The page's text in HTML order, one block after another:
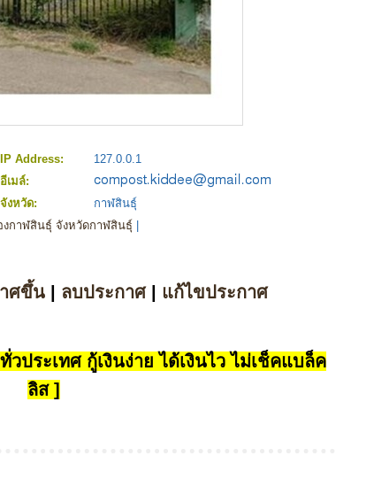
IP Address:
127.0.0.1
อีเมล์:
จังหวัด:
กาฬสินธุ์
งกาฬสินธุ์ จังหวัดกาฬสินธุ์
ศขึ้น| ลบประกาศ| แก้ไขประกาศ
ประเทศ กู้เงินง่าย ได้เงินไว ไม่เช็คแบล็ค
ลิส ]